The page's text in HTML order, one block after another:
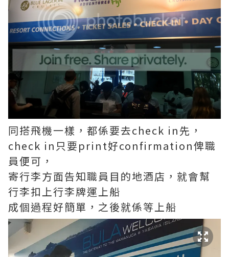
同搭飛機一樣，都係要去check in先，
check in只要print好confirmation俾職
員便可，
寄行李方面告知職員目的地酒店，就會幫
行李扣上行李牌運上船
成個過程好簡單，之後就係等上船